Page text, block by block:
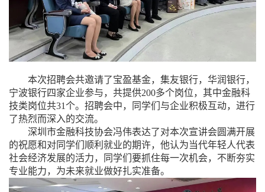
本次招聘会共邀请了宝盈基金，集友银行，华润银行，
宁波银行四家企业参与，共提供200多个岗位，其中金融科
技类岗位共31个。招聘会中，同学们与企业积极互动，进行
了热烈而深入的交流。
深圳市金融科技协会冯伟表达了对本次宣讲会圆满开展
的祝愿和对同学们顺利就业的期许，他认为当代年轻人代表
社会经济发展的活力，同学们要抓住每一次机会，不断夯实
专业能力，为未来就业做好扎实准备。